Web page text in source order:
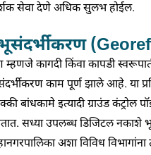
सेवा देणे अधिक सुलभ होईल.
कागदी किंवा कापडी
काम पूर्ण झाले आहे. या
बांधकामे इत्यादी ग्राउंड
सध्या उपलब्ध डिजिटल नकाशे
अशा विविध